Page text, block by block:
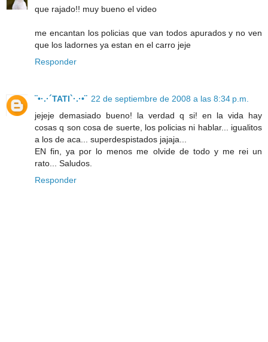
que rajado!! muy bueno el video
me encantan los policias que van todos apurados y no ven
que los ladornes ya estan en el carro jeje
Responder
¨•·.·´TATI`·.·•¨ 22 de septiembre de 2008 a las 8:34 p.m.
jejeje demasiado bueno! la verdad q si! en la vida hay
cosas q son cosa de suerte, los policias ni hablar... igualitos
a los de aca... superdespistados jajaja...
EN fin, ya por lo menos me olvide de todo y me rei un
rato... Saludos.
Responder